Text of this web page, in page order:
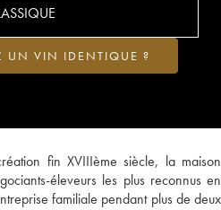
fin XVIIIème siècle, la maison
éleveurs les plus reconnus en
familiale pendant plus de deux
UN VIN IDENTIQUE ?